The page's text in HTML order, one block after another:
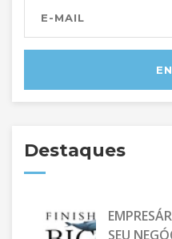
Destaques
SEU